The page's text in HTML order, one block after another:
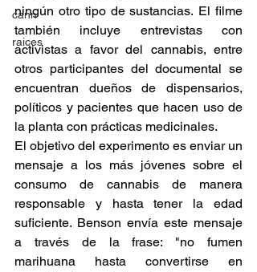
cann
raices
ningún otro tipo de sustancias. El filme
también incluye entrevistas con
activistas a favor del cannabis, entre
otros participantes del documental se
encuentran dueños de dispensarios,
políticos y pacientes que hacen uso de
la planta con prácticas medicinales.
El objetivo del experimento es enviar un
mensaje a los más jóvenes sobre el
consumo de cannabis de manera
responsable y hasta tener la edad
suficiente. Benson envía este mensaje
a través de la frase: "no fumen
marihuana hasta convertirse en